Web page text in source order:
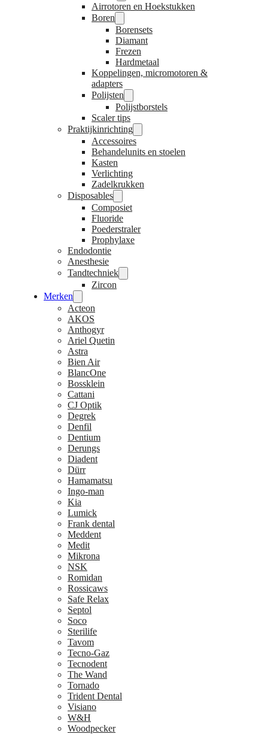
Airrotoren en Hoekstukken
Boren
Borensets
Diamant
Frezen
Hardmetaal
Koppelingen, micromotoren &
adapters
Polijsten
Polijstborstels
Scaler tips
Praktijkinrichting
Accessoires
Behandelunits en stoelen
Kasten
Verlichting
Zadelkrukken
Disposables
Composiet
Fluoride
Poederstraler
Prophylaxe
Endodontie
Anesthesie
Tandtechniek
Zircon
Merken
Acteon
AKOS
Anthogyr
Ariel Quetin
Astra
Bien Air
BlancOne
Bossklein
Cattani
CJ Optik
Degrek
Denfil
Dentium
Derungs
Diadent
Dürr
Hamamatsu
Ingo-man
Kia
Lumick
Frank dental
Meddent
Medit
Mikrona
NSK
Romidan
Rossicaws
Safe Relax
Septol
Soco
Sterilife
Tavom
Tecno-Gaz
Tecnodent
The Wand
Tornado
Trident Dental
Visiano
W&H
Woodpecker